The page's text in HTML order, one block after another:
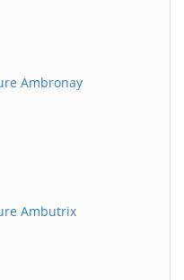
Ambronay
Ambutrix